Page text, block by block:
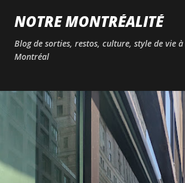
Passer au contenu principal
NOTRE MONTRÉALITÉ
Blog de sorties, restos, culture, style de vie à
Montréal